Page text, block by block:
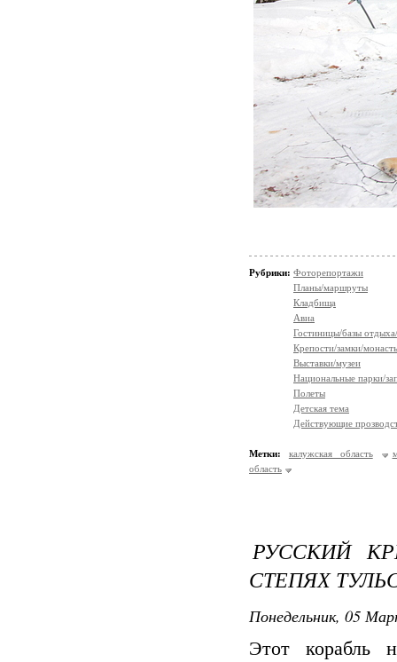
Рубрики: Фоторепортажи
Планы/маршруты
Кладбища
Авиа
Гостиницы/базы
Крепости/замки/
Выставки/музеи
Национальные парки/
Полеты
Детская тема
Действующие
Метки: калужская область
область
РУССКИЙ
СТЕПЯХ
Понедельник, 05
Этот корабль